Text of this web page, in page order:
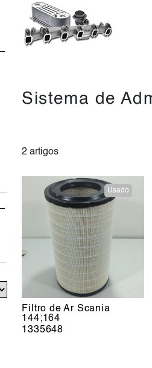
Sistema de
2 artigos
Usado
Filtro de Ar Scania
144;164
1335648